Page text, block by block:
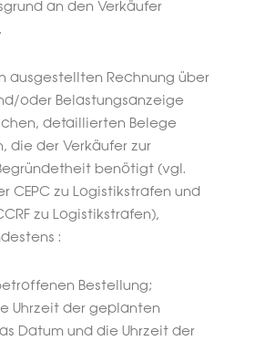
an den Verkäufer
ausgestellten Rechnung über
oder Belastungsanzeige
detaillierten Belege
die der Verkäufer zur
benötigt (vgl.
CEPC zu Logistikstrafen und
zu Logistikstrafen),
:
Bestellung;
Uhrzeit der geplanten
Datum und die Uhrzeit der